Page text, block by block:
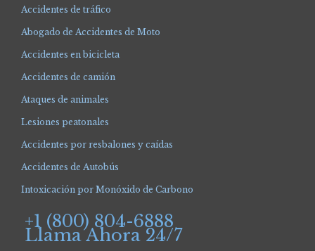
Accidentes de tráfico
Abogado de Accidentes de Moto
Accidentes en bicicleta
Accidentes de camión
Ataques de animales
Lesiones peatonales
Accidentes por resbalones y caídas
Accidentes de Autobús
Intoxicación por Monóxido de Carbono
+1 (800) 804-6888
Llama Ahora 24/7